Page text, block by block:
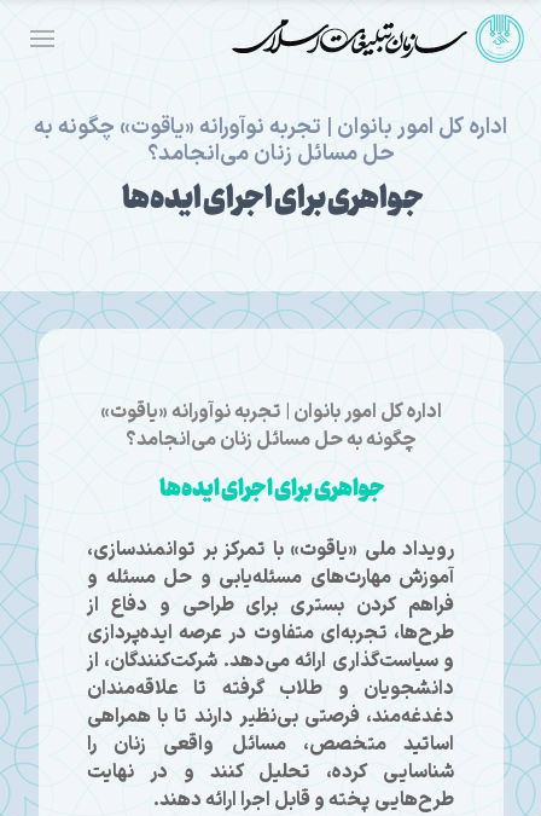
اداره کل امور بانوان | تجربه نوآورانه «یاقوت» چگونه به
حل مسائل زنان می‌انجامد؟
جواهری برای اجرای ایده‌ها
اداره کل امور بانوان | تجربه نوآورانه «یاقوت»
چگونه به حل مسائل زنان می‌انجامد؟
جواهری برای اجرای ایده‌ها
رویداد ملی «یاقوت» با تمرکز بر توانمندسازی،
آموزش مهارت‌های مسئله‌یابی و حل مسئله و
فراهم کردن بستری برای طراحی و دفاع از
طرح‌ها، تجربه‌ای متفاوت در عرصه ایده‌پردازی
و سیاست‌گذاری ارائه می‌دهد. شرکت‌کنندگان، از
دانشجویان و طلاب گرفته تا علاقه‌مندان
دغدغه‌مند، فرصتی بی‌نظیر دارند تا با همراهی
اساتید متخصص، مسائل واقعی زنان را
شناسایی کرده، تحلیل کنند و در نهایت
طرح‌هایی پخته و قابل اجرا ارائه دهند.